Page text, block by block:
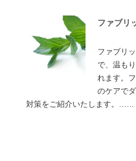
ファブリ
ファブリ
で、温も
れます。
のケアで
対策をご紹介いたします。……